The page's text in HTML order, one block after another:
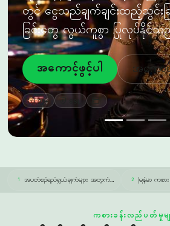
အကောင့်ဖွင့်ပါ အကော
21+ SSL
1 အပတ်စဉ်ရည်ရွယ်ချက်များ အတွက်… 2 မြန်မာ ကစာ
ကစားခန်းလည်ပတ်မှုမျာ
စလော့နှင့် အထူးကစ